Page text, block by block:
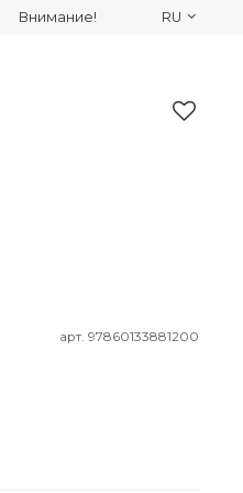
Внимание! RU
арт. 97860133881200